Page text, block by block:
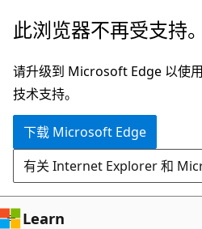
跳
主
要
内
此浏览器不再受支持。
请升级到 Microsoft Edge 以使
技术支持。
下载 Microsoft Edge
有关 Internet Explorer 和
Learn